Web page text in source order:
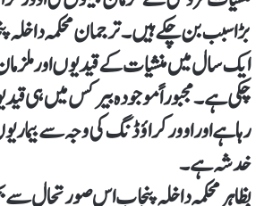
بڑا سبب بن چکے ہیں۔ ترجمان محکمہ داخلہ
ایک سال میں منشیات کے قیدیوں اور ملزمان
چکی ہے۔ مجبوراً موجودہ بیرکس میں ہی
رہا ہے اور اوور کراؤڈنگ کی وجہ سے
خدشہ ہے۔
بظاہر محکمہ داخلہ پنجاب اس صورتحال سے